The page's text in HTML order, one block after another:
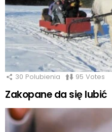
30 Polubienia 95 Votes
Zakopane da się lubić